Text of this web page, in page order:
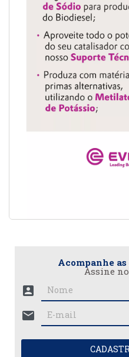
Acompanhe
Assine
account_box
mail